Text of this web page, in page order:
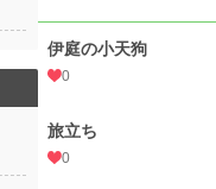
伊庭の小天狗
0
旅立ち
0